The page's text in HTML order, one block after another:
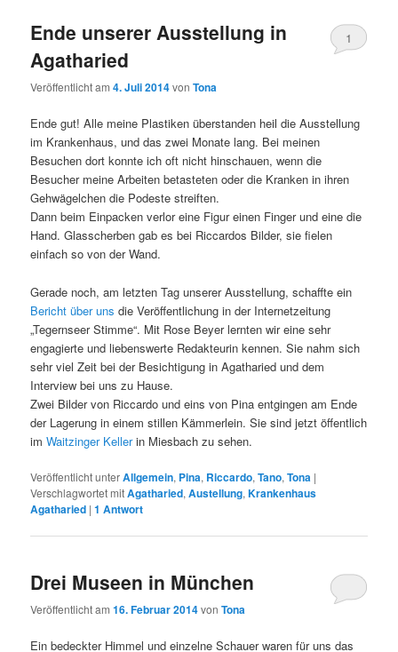
Ende unserer Ausstellung in
Agatharied
Veröffentlicht am4. Juli 2014vonTona
1
Ende gut! Alle meine Plastiken überstanden heil die Ausstellung
im Krankenhaus, und das zwei Monate lang. Bei meinen
Besuchen dort konnte ich oft nicht hinschauen, wenn die
Besucher meine Arbeiten betasteten oder die Kranken in ihren
Gehwägelchen die Podeste streiften.
Dann beim Einpacken verlor eine Figur einen Finger und eine die
Hand. Glasscherben gab es bei Riccardos Bilder, sie fielen
einfach so von der Wand.
Gerade noch, am letzten Tag unserer Ausstellung, schaffte ein
Bericht über uns die Veröffentlichung in der Internetzeitung
„Tegernseer Stimme“. Mit Rose Beyer lernten wir eine sehr
engagierte und liebenswerte Redakteurin kennen. Sie nahm sich
sehr viel Zeit bei der Besichtigung in Agatharied und dem
Interview bei uns zu Hause.
Zwei Bilder von Riccardo und eins von Pina entgingen am Ende
der Lagerung in einem stillen Kämmerlein. Sie sind jetzt öffentlich
imWaitzinger Kellerin Miesbach zu sehen.
Veröffentlicht unterAllgemein, Pina, Riccardo,Tano,Tona |
Verschlagwortet mitAgatharied,Austellung,Krankenhaus
Agatharied |1 Antwort
Drei Museen in München
Veröffentlicht am16. Februar 2014vonTona
Ein bedeckter Himmel und einzelne Schauer waren für uns das